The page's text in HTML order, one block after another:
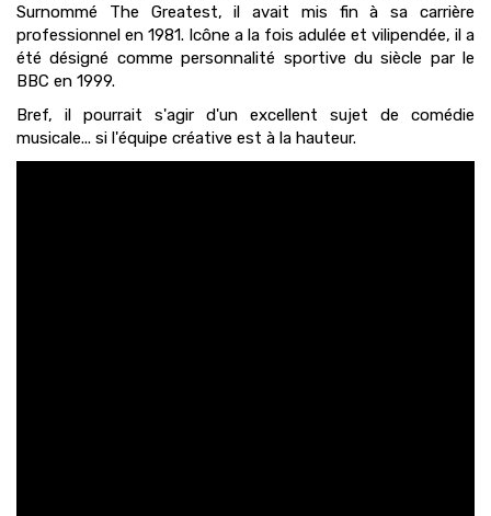
Surnommé The Greatest, il avait mis fin à sa carrière
professionnel en 1981. Icône a la fois adulée et vilipendée, il a
été désigné comme personnalité sportive du siècle par le
BBC en 1999.
Bref, il pourrait s'agir d'un excellent sujet de comédie
musicale... si l'équipe créative est à la hauteur.